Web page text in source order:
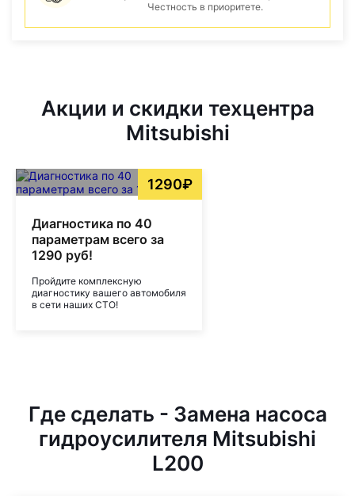
Честность в приоритете.
Акции и скидки техцентра
Mitsubishi
1290₽
Диагностика по 40
параметрам всего за
1290 руб!
Пройдите комплексную
диагностику вашего автомобиля
в сети наших СТО!
Где сделать - Замена насоса
гидроусилителя Mitsubishi
L200